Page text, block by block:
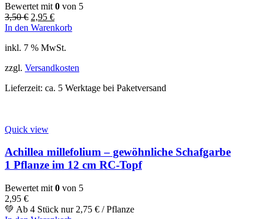
Bewertet mit 0 von 5
3,50€ 2,95 €
In den Warenkorb
inkl. 7 % MwSt.
zzgl. Versandkosten
Lieferzeit: ca. 5 Werktage bei Paketversand
Quick view
Achillea millefolium – gewöhnliche Schafgarbe
1 Pflanze im 12 cm RC-Topf
Bewertet mit 0 von 5
2,95 €
💚 Ab 4 Stück nur 2,75 € / Pflanze